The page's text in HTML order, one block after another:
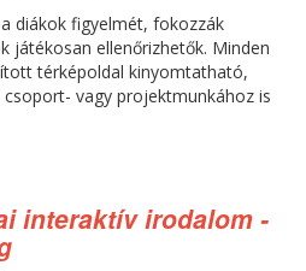
diákok figyelmét, fokozzák
játékosan ellenőrizhetők. Minden
térképoldal kinyomtatható,
vagy projektmunkához is
interaktív irodalom -